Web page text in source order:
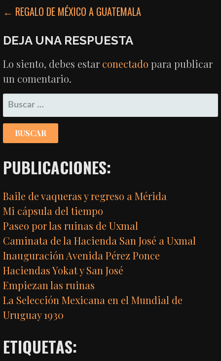
NAVEGACIÓN
DE
ENTRADAS
← REGALO DE MÉXICO A GUATEMALA
DEJA UNA RESPUESTA
Lo siento, debes estar conectado para publicar
un comentario.
BUSCAR:
PUBLICACIONES:
Baile de vaqueras y regreso a Mérida
Mi cápsula del tiempo
Paseo por las ruinas de Uxmal
Caminata de la Hacienda San José a Uxmal
Inauguración Avenida Pérez Ponce
Haciendas Yokat y San José
Empiezan las ruinas
La Selección Mexicana en el Mundial de
Uruguay 1930
ETIQUETAS: